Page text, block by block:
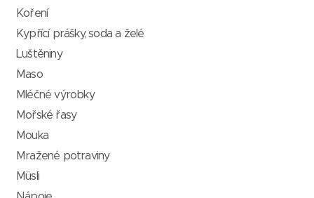
Koření
Kypřící prášky, soda a želé
Luštěniny
Maso
Mléčné výrobky
Mořské řasy
Mouka
Mražené potraviny
Müsli